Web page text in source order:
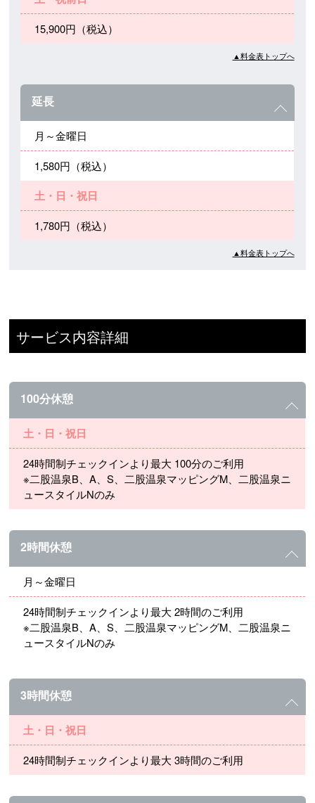
15,900円（税込）
▲料金表トップへ
延長
月～金曜日
1,580円（税込）
土・日・祝日
1,780円（税込）
▲料金表トップへ
サービス内容詳細
100分休憩
土・日・祝日
24時間制チェックインより最大 100分のご利用
※二股温泉B、A、S、二股温泉マッピングM、二股温泉ニ
ュースタイルNのみ
2時間休憩
月～金曜日
24時間制チェックインより最大 2時間のご利用
※二股温泉B、A、S、二股温泉マッピングM、二股温泉ニ
ュースタイルNのみ
3時間休憩
土・日・祝日
24時間制チェックインより最大 3時間のご利用